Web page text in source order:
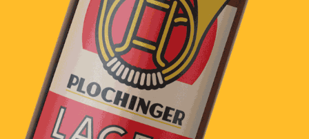
Plochinger Waldhornbräu
2020